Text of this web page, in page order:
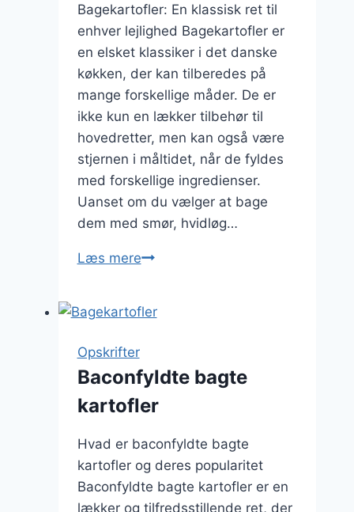
Bagekartofler: En klassisk ret til
enhver lejlighed Bagekartofler er
en elsket klassiker i det danske
køkken, der kan tilberedes på
mange forskellige måder. De er
ikke kun en lækker tilbehør til
hovedretter, men kan også være
stjernen i måltidet, når de fyldes
med forskellige ingredienser.
Uanset om du vælger at bage
dem med smør, hvidløg…
Læs mereBagekartofler
middag
Opskrifter
Baconfyldte bagte
kartofler
Hvad er baconfyldte bagte
kartofler og deres popularitet
Baconfyldte bagte kartofler er en
lækker og tilfredsstillende ret, der